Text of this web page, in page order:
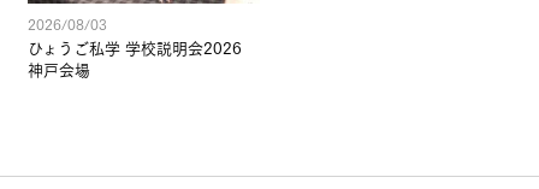
2026/08/03
ひょうご私学 学校説明会2026
神戸会場